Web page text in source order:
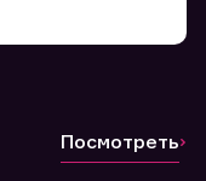
Посмотреть